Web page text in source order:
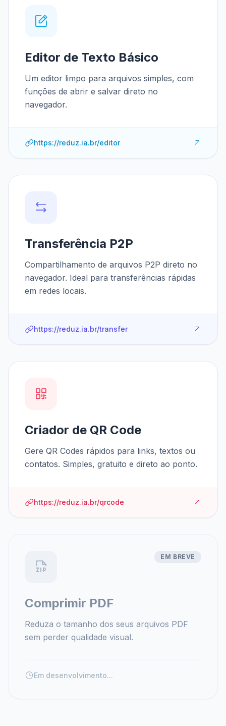
Editor de Texto Básico
Um editor limpo para arquivos simples, com
funções de abrir e salvar direto no
navegador.
https://reduz.ia.br/editor
Transferência P2P
Compartilhamento de arquivos P2P direto no
navegador. Ideal para transferências rápidas
em redes locais.
https://reduz.ia.br/transfer
Criador de QR Code
Gere QR Codes rápidos para links, textos ou
contatos. Simples, gratuito e direto ao ponto.
https://reduz.ia.br/qrcode
EM BREVE
Comprimir PDF
Reduza o tamanho dos seus arquivos PDF
sem perder qualidade visual.
Em desenvolvimento...